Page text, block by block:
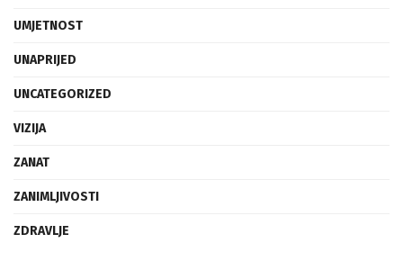
UMJETNOST
UNAPRIJED
UNCATEGORIZED
VIZIJA
ZANAT
ZANIMLJIVOSTI
ZDRAVLJE